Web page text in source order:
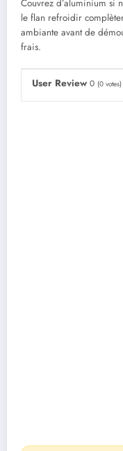
Couvrez d’aluminium si
le flan refroidir
ambiante avant de
frais.
User Review 0 (0 votes)